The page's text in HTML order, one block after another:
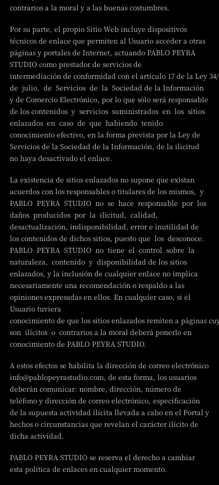
contrarios a la moral y a las buenas costumbres.
Por su parte, el propio Sitio Web incluye dispositivos
técnicos de enlace que permiten al Usuario acceder a otras
páginas y portales de Internet, actuando PABLO PEYRA
STUDIO como prestador de servicios de
intermediación de conformidad con el artículo 17 de la Ley 34/
de julio, de Servicios de la Sociedad de la Información
y de Comercio Electrónico, por lo que sólo será responsable
de los contenidos y servicios suministrados en los sitios
enlazados en caso de que habiendo tenido
conocimiento efectivo, en la forma prevista por la Ley de
Servicios de la Sociedad de la Información, de la ilicitud
no haya desactivado el enlace.
La existencia de sitios enlazados no supone que existan
acuerdos con los responsables o titulares de los mismos, y
PABLO PEYRA STUDIO no se hace responsable por los
daños producidos por la ilicitud, calidad,
desactualización, indisponibilidad, error e inutilidad de
los contenidos de dichos sitios, puesto que los desconoce.
PABLO PEYRA STUDIO no tiene el control sobre la
naturaleza, contenido y disponibilidad de los sitios
enlazados, y la inclusión de cualquier enlace no implica
necesariamente una recomendación o respaldo a las
opiniones expresadas en ellos. En cualquier caso, si el
Usuario tuviera
conocimiento de que los sitios enlazados remiten a páginas
son ilícitos o contrarios a la moral deberá ponerlo en
conocimiento de PABLO PEYRA STUDIO.
A estos efectos se habilita la dirección de correo electrónico
info@pablopeyrastudio.com, de esta forma, los usuarios
deberán comunicar: nombre, dirección, número de
teléfono y dirección de correo electrónico, especificación
de la supuesta actividad ilícita llevada a cabo en el Portal y
hechos o circunstancias que revelan el carácter ilícito de
dicha actividad.
PABLO PEYRA STUDIO se reserva el derecho a cambiar
esta política de enlaces en cualquier momento.